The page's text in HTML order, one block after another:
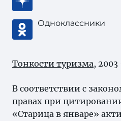
Одноклассники
Тонкости туризма,
В соответствии с
правах при
«Старица в январе»